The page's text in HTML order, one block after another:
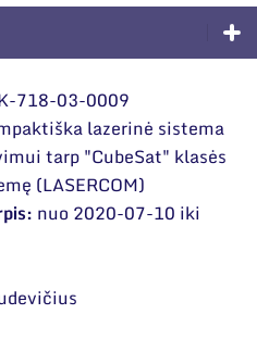
ir tarptautinėse
bei asociacijose
718-03-0009
lazerinė sistema
tarp "CubeSat" klasės
(LASERCOM)
nuo 2020-07-10 iki